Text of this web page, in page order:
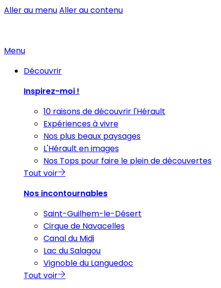
Aller au menuAller au contenu
Menu
Découvrir
Inspirez-moi !
10 raisons de découvrir l'Hérault
Expériences à vivre
Nos plus beaux paysages
L'Hérault en images
Nos Tops pour faire le plein de découvertes
Tout voir
Nos incontournables
Saint-Guilhem-le-Désert
Cirque de Navacelles
Canal du Midi
Lac du Salagou
Vignoble du Languedoc
Tout voir